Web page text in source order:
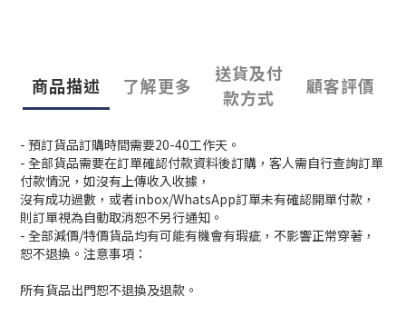
商品描述 了解更多
送貨及付
款方式
顧客評價
- 預訂貨品訂購時間需要20-40工作天。
- 全部貨品需要在訂單確認付款資料後訂購，客人需自行查詢訂單
付款情況，如沒有上傳收入收據，
沒有成功過數，或者inbox/WhatsApp訂單未有確認開單付款，
則訂單視為自動取消恕不另行通知。
- 全部減價/特價貨品均有可能有機會有瑕疵，不影響正常穿著，
恕不退換。注意事項：
所有貨品出門恕不退換及退款。